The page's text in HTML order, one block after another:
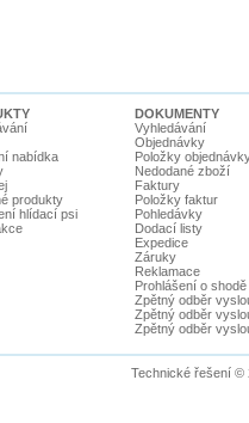
nabídka
produkty
hlídací psi
DOKUMENTY
Vyhledávání
Objednávky
Položky
Nedodané zboží
Faktury
Položky faktur
Pohledávky
Dodací listy
Expedice
Záruky
Reklamace
Prohlášení o shodě
Zpětný odběr
Zpětný odběr
Zpětný odběr
Technické řešení ©